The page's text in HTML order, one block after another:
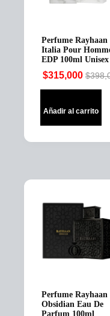
Perfume Rayhaan
Italia Pour
EDP 100ml Unisex
$
Original
was:
$315,000
Current
is:
Añadir al carrito
Perfume Rayhaan
Obsidian Eau De
Parfum 100ml